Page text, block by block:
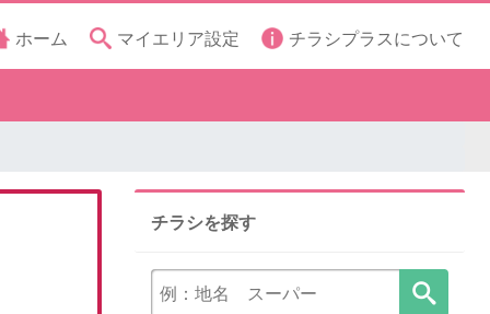
ホーム マイエリア設定 チラシプラスについて
チラシを探す